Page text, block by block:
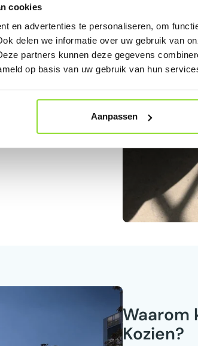
cookies
en advertenties te personaliseren, om
delen we informatie over uw gebruik van
partners kunnen deze gegevens
op basis van uw gebruik van hun
Aanpassen
kozijnen
én profiteren
stel je in een paar
HR++ of HR+++, en
aanzienlijk te verlagen en
met configureren!
Waarom
Kozien?